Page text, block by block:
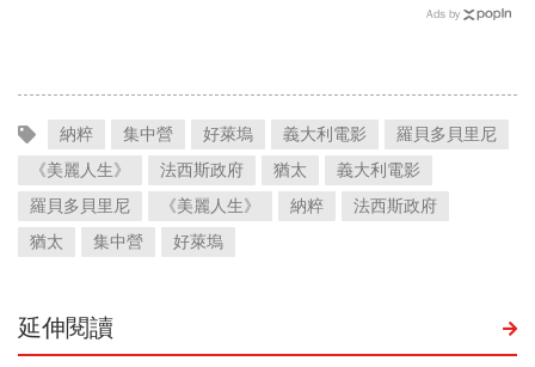
Ads by
納粹 集中營 好萊塢 義大利電影
羅貝多貝里尼
《美麗人生》
法西斯政府 猶太
義大利電影
羅貝多貝里尼
《美麗人生》 納粹
法西斯政府
猶太
集中營 好萊塢
延伸閱讀